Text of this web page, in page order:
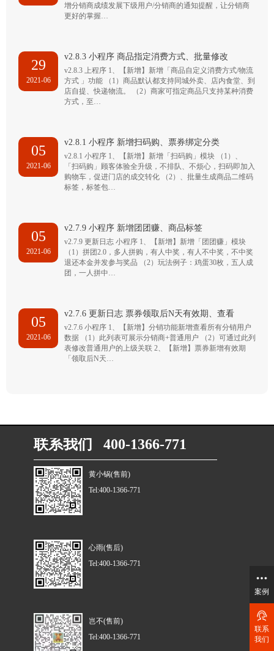
增分销商成绩发展下级用户/分销商的通知提醒，让分销商
更好的掌握…
29
2021-06
v2.8.3 小程序 商品指定消费方式、批量修改
v2.8.3 上程序 1、【新增】新增「商品自定义消费方式/物流
方式 」功能 （1）商品默认都支持同城外卖、店内食堂、到
店自提、快递物流。 （2）商家可指定商品只支持某种消费
方式，至…
05
2021-06
v2.8.1 小程序 新增扫码购、票券绑定分类
v2.8.1 小程序 1、【新增】新增「扫码购」模块 （1）、
「扫码购」顾客体验全升级，不排队、不烦心，扫码即加入
购物车，促进门店的成交转化 （2）、批量生成商品二维码
标签，标签包…
05
2021-06
v2.7.9 小程序 新增团团赚、商品标签
v2.7.9 更新日志 小程序 1、【新增】新增「团团赚」模块
（1）拼团2.0，多人拼购，有人中奖，有人不中奖，不中奖
退还本金并发参与奖品 （2）玩法例子：鸡蛋30枚，五人成
团，一人拼中…
05
2021-06
v2.7.6 更新日志 票券领取后N天有效期、查看
v2.7.6 小程序 1、【新增】分销功能新增查看所有分销用户
数据 （1）此列表可展示分销商+普通用户 （2）可通过此列
表修改普通用户的上级关联 2、【新增】票券新增有效期
「领取后N天…
联系我们 400-1366-771
黄小锅(售前)
Tel:400-1366-771
心雨(售后)
Tel:400-1366-771
岂不(售前)
Tel:400-1366-771
案例
联系
我们